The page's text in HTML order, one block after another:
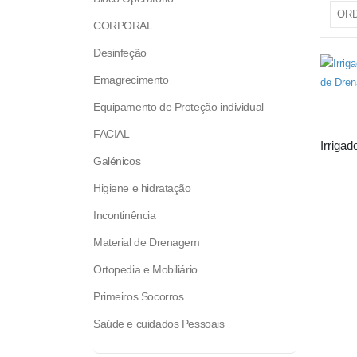
CORPORAL
Desinfeção
Emagrecimento
Equipamento de Proteção individual
FACIAL
Galénicos
Higiene e hidratação
Incontinência
Material de Drenagem
Ortopedia e Mobiliário
Primeiros Socorros
Saúde e cuidados Pessoais